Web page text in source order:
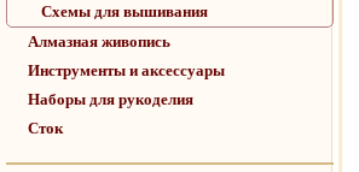
Схемы для вышивания
Алмазная живопись
Инструменты и аксессуары
Наборы для рукоделия
Сток